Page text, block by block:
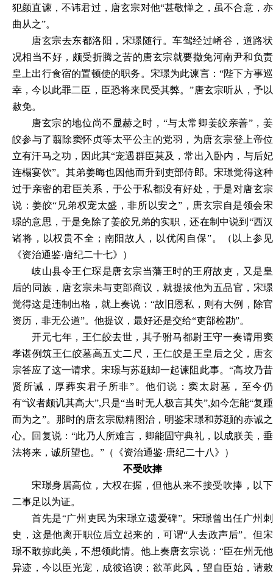
犯颜直谏，不讳君过，唐玄宗对他“甚敬惮之，虽不合意，亦
曲从之”。
唐玄宗去东都洛阳，宋璟随行。车驾经过崤谷，道路状
况相当不好，颇受折腾之苦的唐玄宗就要撤免河南尹和负责
皇上出行食宿的置顿使的职务。宋璟为此谏言：“陛下方事巡
幸，今以此罪二臣，臣恐将来民受其弊。”唐玄宗听从，予以
赦免。
唐玄宗的地位尚不显赫之时，“与太常卿姜皎亲善”，姜
皎参与了翦除窦怀贞等太平公主的党羽，为唐玄宗登上帝位
立有汗马之功，因此其“宠遇群臣莫及，常出入卧内，与后妃
连榻宴饮”。其弟姜晦也因他而升到吏部侍郎。宋璟觉得这种
过于亲密的君臣关系，于公于私都没有好处，于是对唐玄宗
说：姜皎“兄弟权宠太盛，非所以安之”，唐玄宗自是领会宋
璟的意思，于是免除了姜皎兄弟的实职，还在制中说到“西汉
诸将，以权贵不全；南阳故人，以优闲自保”。（以上参见
《资治通鉴·唐纪二十七》）
岐山县令王仁琛是唐玄宗当藩王时的王府故吏，又是皇
后的同族，唐玄宗未与吏部商议，就提拔他为五品官，宋璟
觉得这是违制出格，就上奏说：“故旧恩私，则有大例，除官
资历，非无公道”。他提议，最好还是交给“吏部检勘”。
开元七年，王仁皎去世，其子驸马都尉王守一奏请用窦
孝谌例筑王仁皎墓高五丈二尺，王仁皎是王皇后之父，唐玄
宗答应了这一请求。宋璟与苏颋却一起谏阻此事。“高坟乃昔
贤所诫，厚葬实君子所非”。他们说：窦太尉墓，至今仍
有“议者颇讥其高大”,只是“当时无人极言其失”,如今怎能“复踵
而为之”。那时的唐玄宗励精图治，明鉴宋璟和苏颋的赤诚之
心。回复说：“此乃人所难言，卿能固守典礼，以成朕美，垂
法将来，诚所望也。”（《资治通鉴·唐纪二十八》）
不受吹捧
宋璟身居高位，大权在握，但他从来不接受吹捧，以下
二事足以为证。
首先是“广州吏民为宋璟立遗爱碑”。宋璟曾出任广州刺
史，这是他离开职位后立起来的，可谓“人去政声后”。但宋
璟不敢掠此美，不想领此情。他上奏唐玄宗说：“臣在州无他
异迹，今以臣光宠，成彼谄谀；欲革此风，望自臣始，请敕